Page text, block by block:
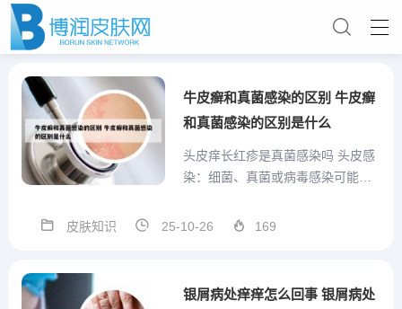
牛皮癣和真菌感染的区别 牛皮癣
和真菌感染的区别是什么
头皮痒长红疹是真菌感染吗 头皮感
染：细菌、真菌或病毒感染可能引
例如，真菌感染（如头癣）常见于
应：对洗发水、护发素、染发剂等
皮肤知识 25-10-26 169
银屑病处痒痒怎么回事 银屑病处